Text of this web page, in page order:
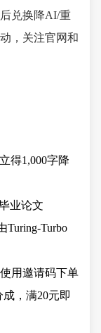
兑换降AI/重
，关注官网和
得1,000字降
业论文
Turing-Turbo
用邀请码下单
，满20元即